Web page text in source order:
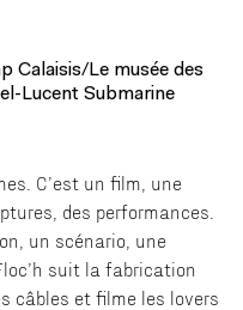
Calaisis/Le musée des
Lucent Submarine
C’est un ﬁlm, une
des performances.
un scénario, une
suit la fabrication
câbles et ﬁlme les lovers